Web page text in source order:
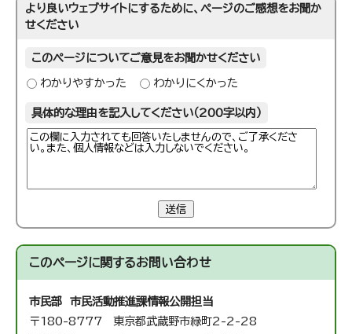
より良いウェブサイトにするために、ページのご感想をお聞か
せください
このページについてご意見をお聞かせください
わかりやすかった わかりにくかった
具体的な理由を記入してください（200字以内）
送信
このページに関するお問い合わせ
市民部 市民活動推進課情報公開担当
〒180-8777 東京都武蔵野市緑町2-2-28